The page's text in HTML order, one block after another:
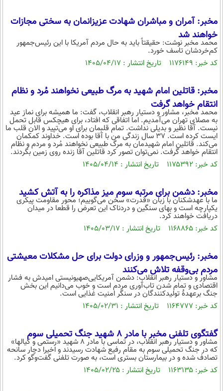
اجتماعی
حوادث
سلامت
سفر و تفریح
ورزشی
بین الملل
سیاست خارجی
فرهنگ و هنر
فناوری و It
علمی
اخبار کریپتو
قرآن
گوناگون
سرگرمی
باشگاه مغز
مجله تصویری سلاح
فیلم
اقتصاد
ورزش
سرگرمی
حوادث
محیط زیست
سلامت
فرهنگی
اجتماعی
عصر ایران 2
خواندنی ها و دیدنی ها
پیامک
دانلود
آموزش زبان
مخبر: آمران و مباشران شهادت عزیزانمان به سختی مجازات
خواهند شد
محمد مخبر نوشت: حقیقتاً باید به حال مردم آمریکا با این رئیس‌جمهور
کم‌خردشان تاسف خورد.
کد خبر: ۱۱۷۶۱۴۹ تاریخ انتشار : ۱۴۰۵/۰۴/۱۷
مخبر: قاتلین امام شهید به مرگ طبیعی نخواهند مُرد و نظام
انتقام خواهد گرفت
محمد مخبر، مشاور و دستیار رهبر انقلاب، گفت: ما همیشه برای نماز عید
به مصلای تهران می‌آمدیم. اما اتفاقی که افتاد، برای هیچکس قابل تحمل
نیست. آقا نظیر و بدیلی نداشت. تمام قلبمان برای او می‌تپید و الان قلب ما
ایست کرده است. ۳۷ سال زندگی من با آقا بوده است. خداوند کمکمان
می‌کند. قاتلین امام شهیدمان به مرگ طبیعی نخواهند مُرد و مردم و نظام
انتقام خواهد گرفت. نمی‌توان تصور کرد قاتلین آقا زنده روی زمین بگردند.
کد خبر: ۱۱۷۵۳۹۲ تاریخ انتشار : ۱۴۰۵/۰۴/۱۴
مخبر: دشمن برای مرتبه سوم میز مذاکره را به آتش کشید
ما با عهدشکنان با زبان «قدرت» سخن می‌گوییم؛ محور مقاومت پیکری
یکپارچه است و بهای سنگین و دردناک این تعرض را قطعا در میدان
دریافت خواهند کرد.
کد خبر: ۱۱۶۸۸۶۵ تاریخ انتشار : ۱۴۰۵/۰۳/۱۷
مخبر: رئیس‌جمهور و وزرای دولت برای حل مشکلات معیشتی
مردم بی‌وقفه تلاش می‌کنند
مشاور و دستیار رهبر انقلاب: دشمن آمریکایی‌صهیونیستی امیدش به فشار
اقتصادی و تمام شدن تاب‌آوری مردم است و خوب می‌دانیم این بخش
جنگ برعهدۀ تولیدکنندگان در سنگر امنیت غذایی است.
کد خبر: ۱۱۶۴۷۷۷ تاریخ انتشار : ۱۴۰۵/۰۲/۳۱
گفتگوی تلفنی مخبر با مادر ۸ شهید جنگ تحمیلی سوم
مشاور و دستیار رهبر انقلاب، در تماسی با مادر ۸ شهید «رستمی و کیالها»
که در جنگ تحمیلی سوم به مقام رفیع شهادت رسیدند و اخیرا دچار سانحه
تصادف شده و در بیمارستان بستری است، به صورت تلفنی گفت‌و‌گو کرد.
کد خبر: ۱۱۶۳۱۳۵ تاریخ انتشار : ۱۴۰۵/۰۲/۲۵